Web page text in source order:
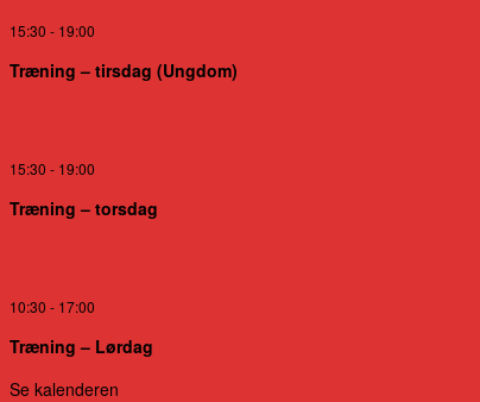
15:30 - 19:00
Træning – tirsdag (Ungdom)
15:30 - 19:00
Træning – torsdag
10:30 - 17:00
Træning – Lørdag
Se kalenderen